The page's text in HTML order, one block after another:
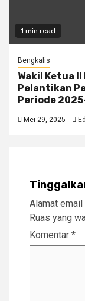
1 min read
Bengkalis
Wakil Ketua
Pelantikan
Periode
Mei 29, 2025
Alamat
Ruas yang
Komentar *